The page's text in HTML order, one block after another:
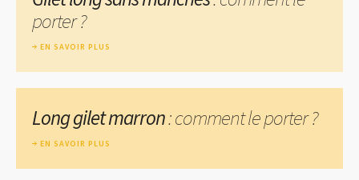
porter ?
EN SAVOIR PLUS
Long gilet marron: comment le porter ?
EN SAVOIR PLUS